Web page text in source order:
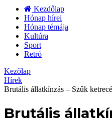
Kezdőlap
Hónap hírei
Hónap témája
Kultúra
Sport
Retró
Kezőlap
Hírek
Brutális állatkínzás – Szűk
Brutális